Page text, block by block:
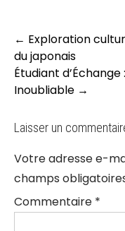
Post
navigation
← Exploration
du japonais
Étudiant
Inoubliable →
Laisser un
Votre adresse e-
champs
Commentaire *